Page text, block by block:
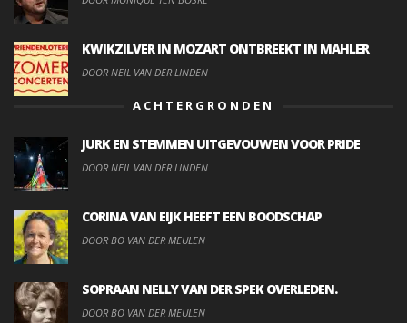
KWIKZILVER IN MOZART ONTBREEKT IN MAHLER
DOOR NEIL VAN DER LINDEN
ACHTERGRONDEN
JURK EN STEMMEN UITGEVOUWEN VOOR PRIDE
DOOR NEIL VAN DER LINDEN
CORINA VAN EIJK HEEFT EEN BOODSCHAP
DOOR BO VAN DER MEULEN
SOPRAAN NELLY VAN DER SPEK OVERLEDEN.
DOOR BO VAN DER MEULEN